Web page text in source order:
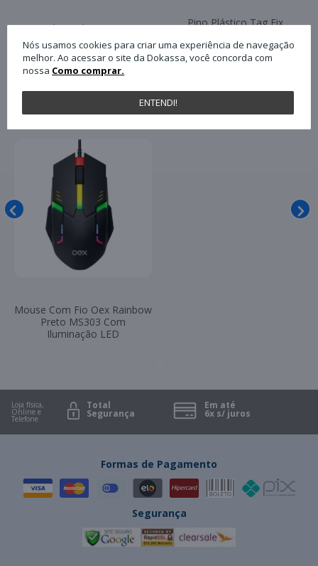
Envelope Plastico para
Nota Fiscal Plasvit
13x17 Un
Pino Plástico Tag Fix
com 5.000 Unidades
Paulimaq
PRODUTOS RELACIONADOS
Mouse Com Fio Oex Rainbow
Preto MS303 Com
Iluminação LED
Loja física,
Online e
Telefone
Total
Segurança
Em até
6x s/ juros
Nós usamos cookies para criar uma experiência de navegação
melhor. Ao acessar o site da Dokassa, você concorda com
nossa Como comprar.
ENTENDI!
Formas de Pagamento
Segurança